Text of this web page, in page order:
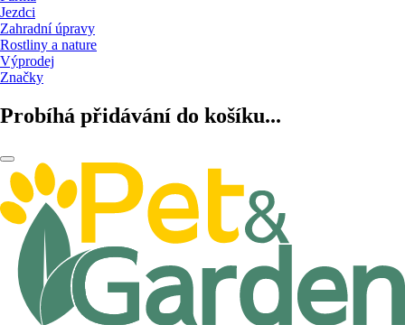
Jezdci
Zahradní úpravy
Rostliny a nature
Výprodej
Značky
Probíhá přidávání do košíku...